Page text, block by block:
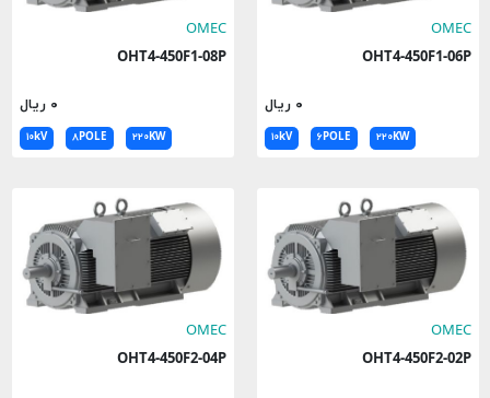
OMEC
OHT4-450F1-06P
۰ ریال
۲۲۰KW ۶POLE ۱۰kV
OMEC
OHT4-450F1-08P
۰ ریال
۲۲۰KW ۸POLE ۱۰kV
OMEC
OHT4-450F2-02P
OMEC
OHT4-450F2-04P